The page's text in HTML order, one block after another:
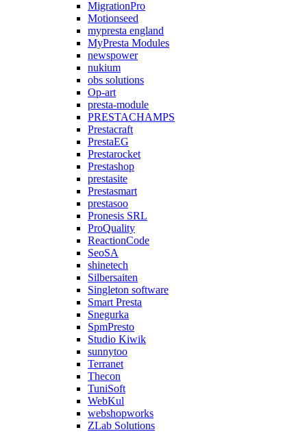
MigrationPro
Motionseed
mypresta england
MyPresta Modules
newspower
nukium
obs solutions
Op-art
presta-module
PRESTACHAMPS
Prestacraft
PrestaEG
Prestarocket
Prestashop
prestasite
Prestasmart
prestasoo
Pronesis SRL
ProQuality
ReactionCode
SeoSA
shinetech
Silbersaiten
Singleton software
Smart Presta
Snegurka
SpmPresto
Studio Kiwik
sunnytoo
Terranet
Thecon
TuniSoft
WebKul
webshopworks
ZLab Solutions